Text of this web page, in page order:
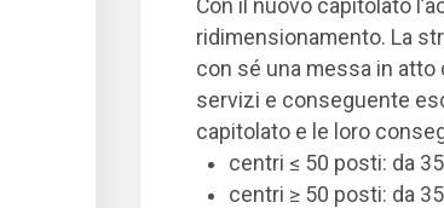
Con il nuovo capitolato
ridimensionamento. La
con sé una messa in
servizi e conseguente
capitolato e le loro
centri ≤ 50 posti: da
centri ≥ 50 posti: da